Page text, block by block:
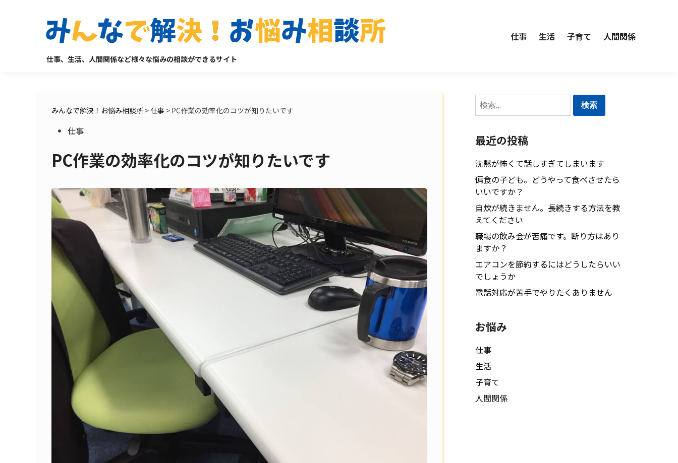
仕事、生活、人間関係など様々な悩みの相談ができるサイト
仕事 生活 子育て 人間関係
みんなで解決！お悩み相談所 >仕事 > PC作業の効率化のコツが知りたいです
Posted
仕事
PC作業の効率化のコツが知りたいです
検
索:
最近の投稿
沈黙が怖くて話しすぎてしまいます
偏食の子ども。どうやって食べさせたら
いいですか？
自炊が続きません。長続きする方法を教
えてください
職場の飲み会が苦痛です。断り方はあり
ますか？
エアコンを節約するにはどうしたらいい
でしょうか
電話対応が苦手でやりたくありません
お悩み
仕事
生活
子育て
人間関係